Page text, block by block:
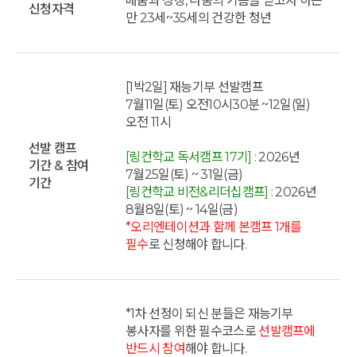
신청자격
만 23세~35세의 건강한 청년
선발 캠프
기간 & 참여
기간
[1박2일] 재능기부 선발캠프
7월11일(토) 오전10시30분 ~12일(일)
오전 11시
[링컨학교 독서캠프 17기] : 2026년
7월25일(토) ~ 31일(금)
[링컨학교 비전&리더십캠프] : 2026년
8월8일(토) ~ 14일(금)
*오리엔테이션과 함께 본캠프 1개를
필수로 신청해야 합니다.
*1차 선정이 되신 분들은 재능기부
봉사자를 위한 필수코스로 선발캠프에
반드시 참여해야 합니다.